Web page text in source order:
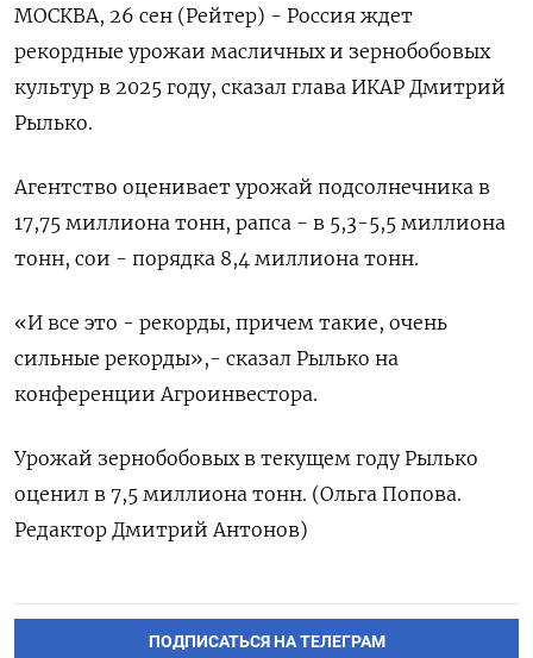
МОСКВА, 26 сен (Рейтер) - Россия ждет
рекордные урожаи масличных и зернобобовых
культур в 2025 году, сказал глава ИКАР Дмитрий
Рылько.
Агентство оценивает урожай подсолнечника в
17,75 миллиона тонн, рапса - в 5,3-5,5 миллиона
тонн, сои - порядка 8,4 миллиона тонн.
«И все это - рекорды, причем такие, очень
сильные рекорды»,- сказал Рылько на
конференции Агроинвестора.
Урожай зернобобовых в текущем году Рылько
оценил в 7,5 миллиона тонн. (Ольга Попова.
Редактор Дмитрий Антонов)
ПОДПИСАТЬСЯ НА ТЕЛЕГРАМ